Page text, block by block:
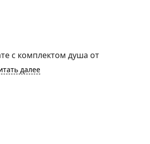
с комплектом душа от
далее